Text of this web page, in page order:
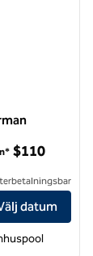
Lake
$110
datum